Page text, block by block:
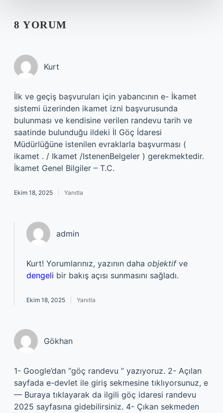
8 YORUM
Kurt
İlk ve geçiş başvuruları için yabancının e- İkamet
sistemi üzerinden ikamet izni başvurusunda
bulunması ve kendisine verilen randevu tarih ve
saatinde bulunduğu ildeki İl Göç İdaresi
Müdürlüğüne istenilen evraklarla başvurması (
ikamet . / Ikamet /IstenenBelgeler ) gerekmektedir.
İkamet Genel Bilgiler – T.C.
Ekim 18, 2025 Yanıtla
admin
Kurt! Yorumlarınız, yazının daha objektifve
dengeli bir bakış açısı sunmasını sağladı.
Ekim 18, 2025 Yanıtla
Gökhan
1- Google’dan “göç randevu ” yazıyoruz. 2- Açılan
sayfada e-devlet ile giriş sekmesine tıklıyorsunuz, e
— Buraya tıklayarak da ilgili göç idaresi randevu
2025 sayfasına gidebilirsiniz. 4- Çıkan sekmeden